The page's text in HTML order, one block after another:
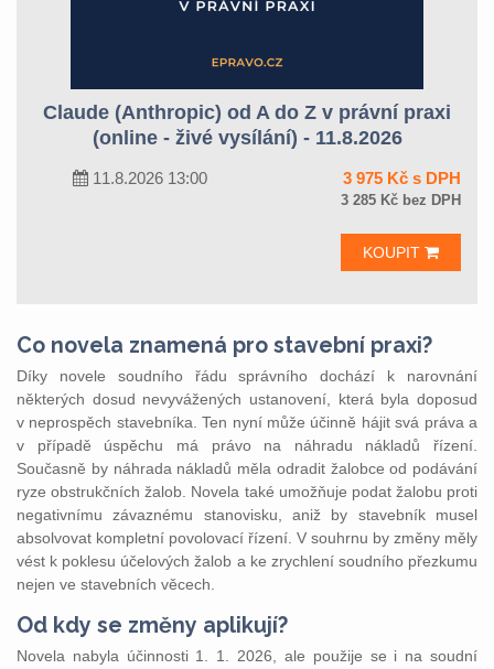
Claude (Anthropic) od A do Z v právní praxi
(online - živé vysílání) - 11.8.2026
11.8.2026 13:00 3 975 Kč s DPH
3 285 Kč bez DPH
KOUPIT
Co novela znamená pro stavební praxi?
Díky novele soudního řádu správního dochází k narovnání
některých dosud nevyvážených ustanovení, která byla doposud
v neprospěch stavebníka. Ten nyní může účinně hájit svá práva a
v případě úspěchu má právo na náhradu nákladů řízení.
Současně by náhrada nákladů měla odradit žalobce od podávání
ryze obstrukčních žalob. Novela také umožňuje podat žalobu proti
negativnímu závaznému stanovisku, aniž by stavebník musel
absolvovat kompletní povolovací řízení. V souhrnu by změny měly
vést k poklesu účelových žalob a ke zrychlení soudního přezkumu
nejen ve stavebních věcech.
Od kdy se změny aplikují?
Novela nabyla účinnosti 1. 1. 2026, ale použije se i na soudní